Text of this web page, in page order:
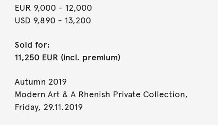
EUR 9,000 - 12,000
USD 9,890 - 13,200
Sold for:
11,250 EUR (incl. premium)
Autumn 2019
Modern Art & A Rhenish Private Collection,
Friday, 29.11.2019